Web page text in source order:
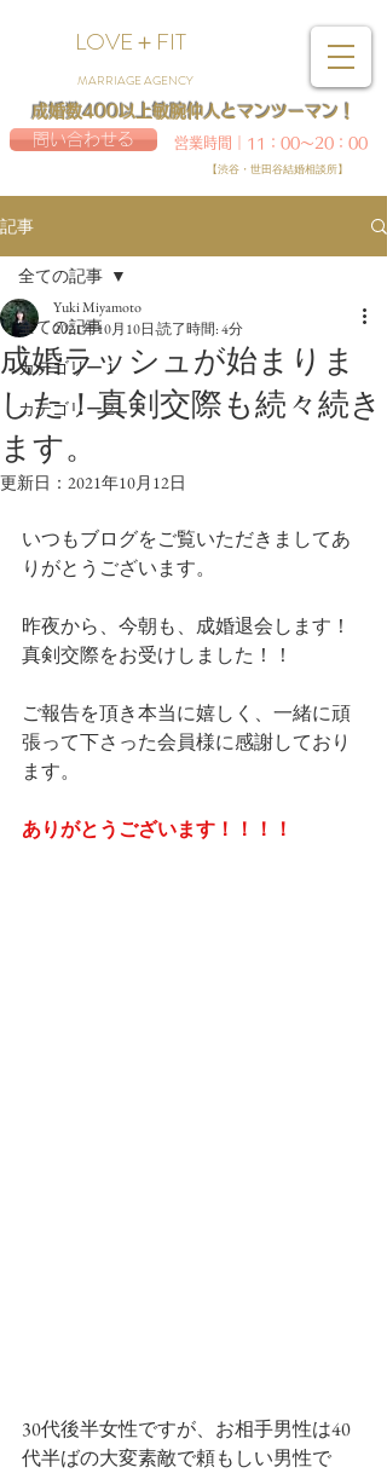
LOVE＋FIT
MARRIAGE AGENCY
問い合わせる
【渋谷・世田谷結婚相談所】
成婚数400以上敏腕仲人とマンツーマン！
営業時間｜11：00～20：00
記事
全ての記事
カテゴリー 1
カテゴリー 2
全ての記事
成婚ラッシュが始まりま
した！真剣交際も続々続き
ます。
Yuki Miyamoto
2021年10月10日 読了時間: 4分
更新日： 2021年10月12日
いつもブログをご覧いただきましてあ
りがとうございます。
昨夜から、今朝も、成婚退会します！
真剣交際をお受けしました！！
ご報告を頂き本当に嬉しく、一緒に頑
張って下さった会員様に感謝しており
ます。
ありがとうございます！！！！
30代後半女性ですが、お相手男性は40
代半ばの大変素敵で頼もしい男性で